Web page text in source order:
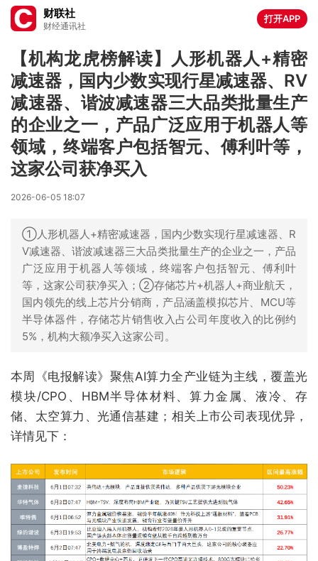
财联社
财经通讯社
打开APP
【机构龙虎榜解读】人形机器人+精密
减速器，国内少数实现行星减速器、RV
减速器、谐波减速器三大品类批量生产
的企业之一，产品广泛应用于机器人等
领域，终端客户包括智元、傅利叶等，
这家公司获净买入
2026-06-05 18:07
①人形机器人+精密减速器，国内少数实现行星减速器、R
V减速器、谐波减速器三大品类批量生产的企业之一，产品
广泛应用于机器人等领域，终端客户包括智元、傅利叶
等，这家公司获净买入；②存储芯片+机器人+商业航天，
国内领先的线上芯片分销商，产品涵盖模拟芯片、MCU等
半导体器件，存储芯片销售收入占公司年度收入的比例约
5%，机构大额净买入这家公司。
本周《电报解读》聚焦AI算力全产业链为主线，覆盖光
模块/CPO、HBM半导体材料、算力金属、液冷、存
储、太空算力、光通信基建；相关上市公司表现优异，
详情见下：